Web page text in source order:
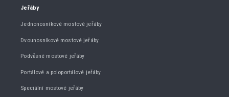
Jeřáby
Jednonosníkové mostové jeřáby
Dvounosníkové mostové jeřáby
Podvěsné mostové jeřáby
Portálové a poloportálové jeřáby
Speciální mostové jeřáby